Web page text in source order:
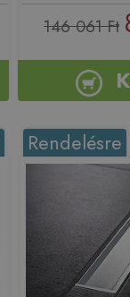
146 061 Ft
Rendelésre